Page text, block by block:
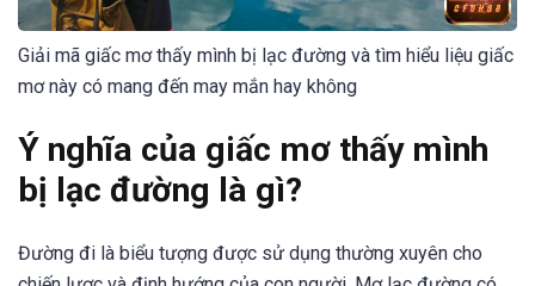
Giải mã giấc mơ thấy mình bị lạc đường và tìm hiểu liệu giấc
mơ này có mang đến may mắn hay không
Ý nghĩa của giấc mơ thấy mình
bị lạc đường là gì?
Đường đi là biểu tượng được sử dụng thường xuyên cho